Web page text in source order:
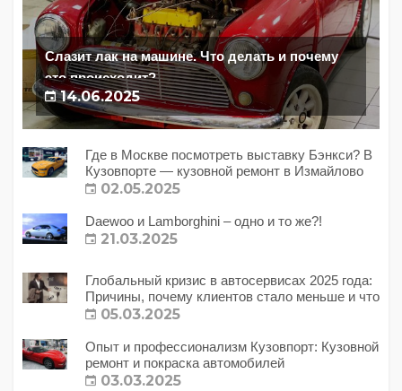
Слазит лак на машине. Что делать и почему
это происходит?
14.06.2025
Где в Москве посмотреть выставку Бэнкси? В
Кузовпорте — кузовной ремонт в Измайлово
02.05.2025
Daewoo и Lamborghini – одно и то же?!
21.03.2025
Глобальный кризис в автосервисах 2025 года:
Причины, почему клиентов стало меньше и что
с этим делать?
05.03.2025
Опыт и профессионализм Кузовпорт: Кузовной
ремонт и покраска автомобилей
03.03.2025